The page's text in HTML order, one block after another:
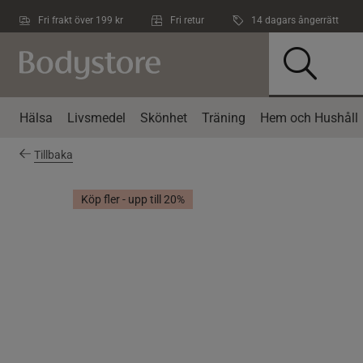
Fri frakt över 199 kr Fri retur 14 dagars ångerrätt
Hälsa Livsmedel Skönhet Träning Hem och Hushåll
Tillbaka
Köp fler - upp till 20%